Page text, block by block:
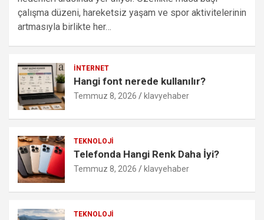
çalışma düzeni, hareketsiz yaşam ve spor aktivitelerinin
artmasıyla birlikte her…
İNTERNET
Hangi font nerede kullanılır?
Temmuz 8, 2026 klavyehaber
TEKNOLOJI
Telefonda Hangi Renk Daha İyi?
Temmuz 8, 2026 klavyehaber
TEKNOLOJI